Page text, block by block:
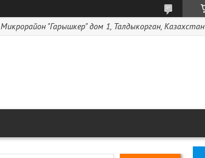
Микрорайон "Гарышкер" дом 1, Талдыкорган, Казахстан